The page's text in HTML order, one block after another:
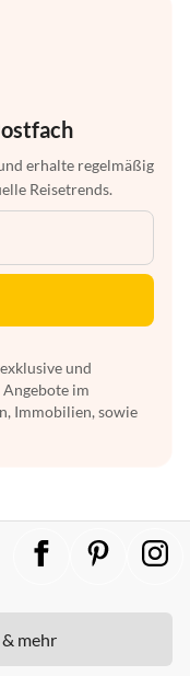
erhalte regelmäßig
Reisetrends.
und
im
Immobilien, sowie
mehr